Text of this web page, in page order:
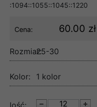
:1094::1055::1045::1220
Cena: 60.00 zł
Rozmiar:25-30
Kolor: 1 kolor